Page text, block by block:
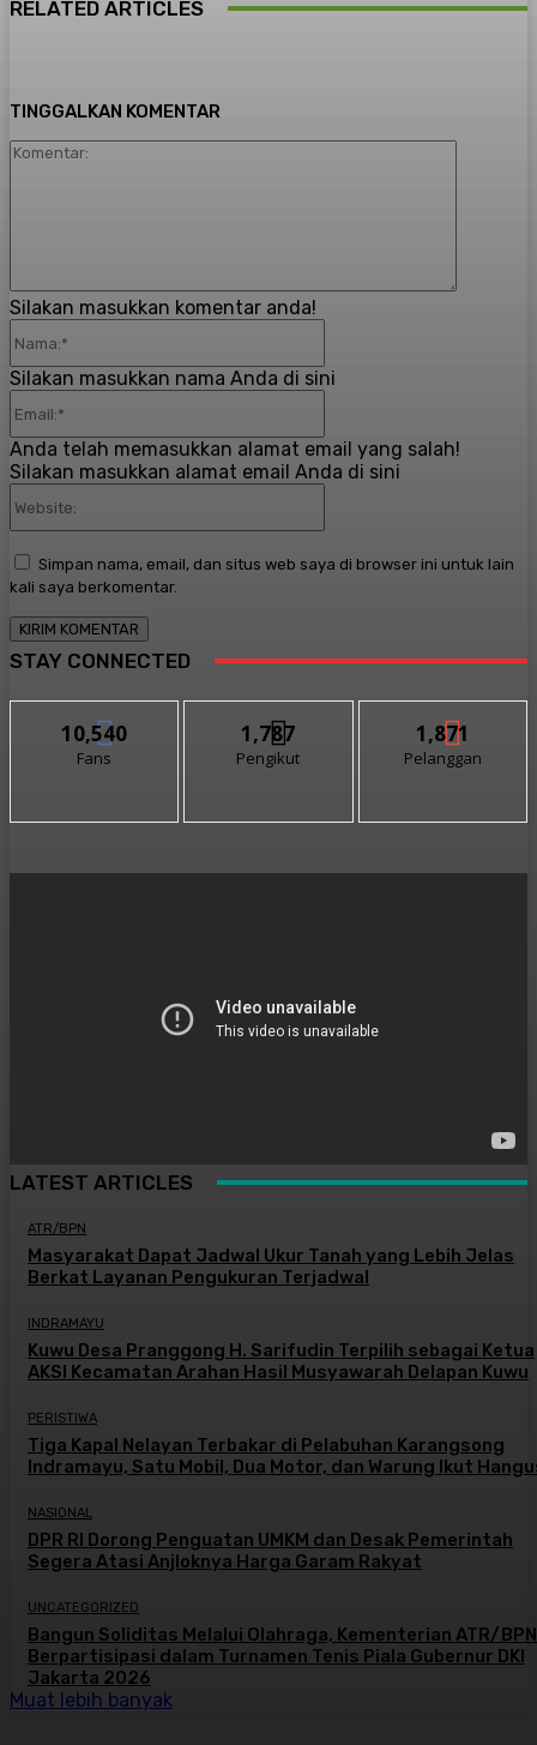
RELATED ARTICLES
TINGGALKAN KOMENTAR
Silakan masukkan komentar anda!
Silakan masukkan nama Anda di sini
Anda telah memasukkan alamat email yang salah!
Silakan masukkan alamat email Anda di sini
Simpan nama, email, dan situs web saya di browser ini untuk lain
kali saya berkomentar.
STAY CONNECTED
10,540
Fans
1,787
Pengikut
1,871
Pelanggan
LATEST ARTICLES
ATR/BPN
Masyarakat Dapat Jadwal Ukur Tanah yang Lebih Jelas
Berkat Layanan Pengukuran Terjadwal
INDRAMAYU
Kuwu Desa Pranggong H. Sarifudin Terpilih sebagai Ketua
AKSI Kecamatan Arahan Hasil Musyawarah Delapan Kuwu
PERISTIWA
Tiga Kapal Nelayan Terbakar di Pelabuhan Karangsong
Indramayu, Satu Mobil, Dua Motor, dan Warung Ikut
NASIONAL
DPR RI Dorong Penguatan UMKM dan Desak Pemerintah
Segera Atasi Anjloknya Harga Garam Rakyat
UNCATEGORIZED
Bangun Soliditas Melalui Olahraga, Kementerian ATR/BPN
Berpartisipasi dalam Turnamen Tenis Piala Gubernur DKI
Jakarta 2026
Muat lebih banyak